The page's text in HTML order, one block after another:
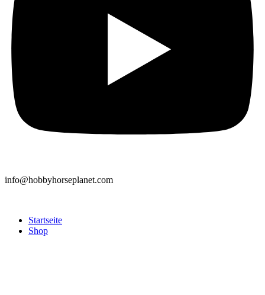
info@hobbyhorseplanet.com
Startseite
Shop